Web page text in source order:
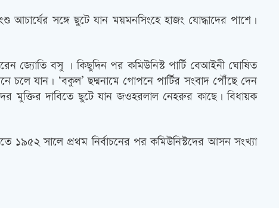
আচার্যের সঙ্গে ছুটে যান ময়মনসিংহে হাজং যোদ্ধাদের পাশে।
জ্যোতি বসু । কিছুদিন পর কমিউনিস্ট পার্টি বেআইনী ঘোষিত
চলে যান। ‘বকুল’ ছদ্মনামে গোপনে পার্টির সংবাদ পৌঁছে দেন
মুক্তির দাবিতে ছুটে যান জওহরলাল নেহরুর কাছে। বিধায়ক
১৯৫২ সালে প্রথম নির্বাচনের পর কমিউনিস্টদের আসন সংখ্যা